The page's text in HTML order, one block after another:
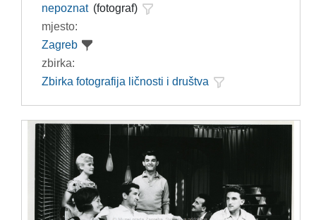
nepoznat (fotograf)
mjesto:
Zagreb
zbirka:
Zbirka fotografija ličnosti i društva